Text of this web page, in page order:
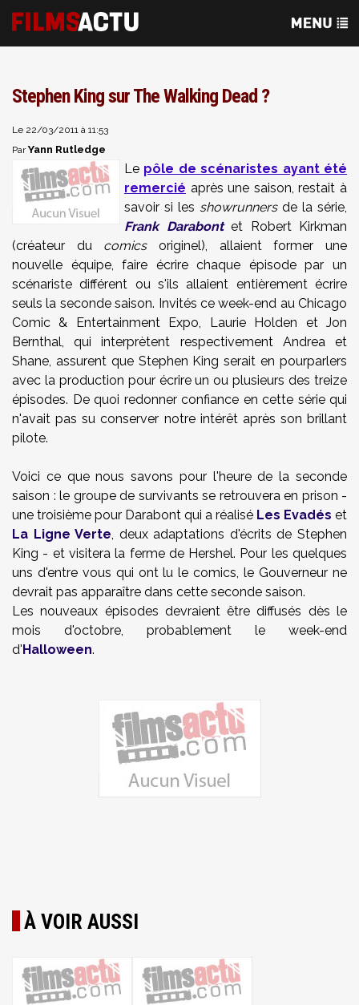
Stephen King sur The Walking Dead ?
Le 22/03/2011 à 11:53
ParYann Rutledge
Le pôle de scénaristes ayant été
remercié après une saison, restait à
savoir si les showrunnersde la série,
Frank Darabontet Robert Kirkman
(créateur du comicsoriginel), allaient former une
nouvelle équipe, faire écrire chaque épisode par un
scénariste différent ou s'ils allaient entièrementécrire
seuls la seconde saison. Invités ce week-end au Chicago
Comic & Entertainment Expo, Laurie Holden etJon
Bernthal, qui interprètent respectivement Andreaet
Shane, assurent que Stephen King serait en pourparlers
avec la production pour écrire un ou plusieurs destreize
épisodes. De quoi redonner confiance en cette série qui
n'avait pas su conserver notre intérêt après son brillant
pilote.
Voici ce que nous savons pour l'heure de la seconde
saison : le groupe de survivants se retrouvera en prison -
une troisième pour Darabont qui a réalisé Les Evadés et
La Ligne Verte, deux adaptations d'écrits de Stephen
King - et visitera la ferme de Hershel. Pour les quelques
uns d'entre vous qui ont lu le comics, le Gouverneur ne
devrait pas apparaître dans cette seconde saison.
Les nouveaux épisodes devraient être diffusés dès le
mois d'octobre, probablement le week-end
d'Halloween.
À VOIR AUSSI